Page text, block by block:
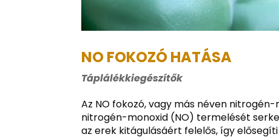
NO FOKOZÓ HATÁSA
Táplálékkiegészítők
Az NO fokozó, vagy más néven
nitrogén-monoxid (NO) termelését
az erek kitágulásáért felelős, így